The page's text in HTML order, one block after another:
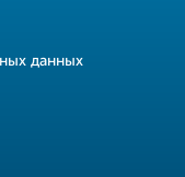
данных